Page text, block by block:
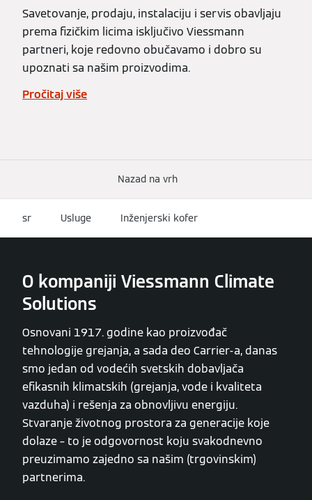
Savetovanje, prodaju, instalaciju i servis obavljaju
prema fizičkim licima isključivo Viessmann
partneri, koje redovno obučavamo i dobro su
upoznati sa našim proizvodima.
Pročitaj više
Nazad na vrh
sr Usluge Inženjerski kofer
O kompaniji Viessmann Climate
Solutions
Osnovani 1917. godine kao proizvođač
tehnologije grejanja, a sada deo Carrier-a, danas
smo jedan od vodećih svetskih dobavljača
efikasnih klimatskih (grejanja, vode i kvaliteta
vazduha) i rešenja za obnovljivu energiju.
Stvaranje životnog prostora za generacije koje
dolaze – to je odgovornost koju svakodnevno
preuzimamo zajedno sa našim (trgovinskim)
partnerima.